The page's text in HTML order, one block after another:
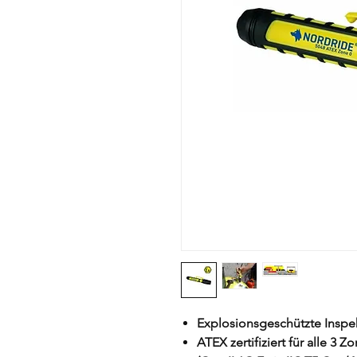
Explosionsgeschützte
ATEX zertifiziert für alle 3